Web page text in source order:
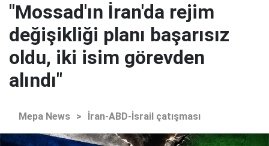
"Mossad'ın İran'da rejim
değişikliği planı başarısız
oldu, iki isim görevden
alındı"
Mepa News > İran-ABD-İsrail çatışması